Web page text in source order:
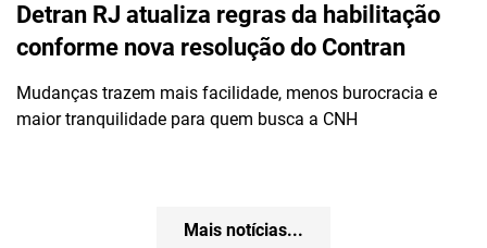
Detran RJ atualiza regras da habilitação
conforme nova resolução do Contran
Mudanças trazem mais facilidade, menos burocracia e
maior tranquilidade para quem busca a CNH
Mais notícias...